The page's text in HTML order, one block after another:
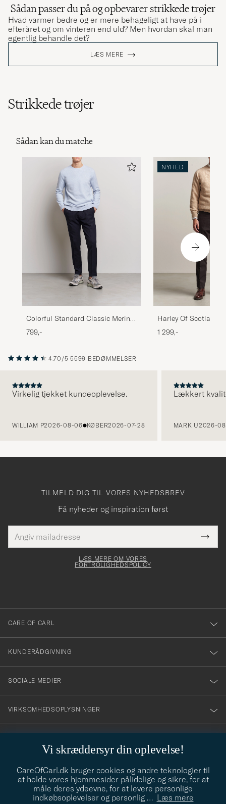
Sådan passer du på og opbevarer strikkede trøjer
Hvad varmer bedre og er mere behageligt at have på i
efteråret og om vinteren end uld? Men hvordan skal man
egentlig behandle det?
LÆS MERE
Strikkede trøjer
Sådan kan du matche
Colorful Standard Classic Merino
Wool Crew Neck Polar Blue
799,-
NYHED
Harley Of Scotland
Supersoft
Calico
1 299,-
4.70/5 5599 BEDØMMELSER
Virkelig tjekket kundeoplevelse.
WILLIAM P2026-08-06 KØBER2026-07-28
Lækkert
MARK U2026-
Vi skræddersyr din oplevelse!
CareOfCarl.dk bruger cookies og andre teknologier til
at holde vores hjemmesider pålidelige og sikre, for at
måle deres ydeevne, for at levere personlige
indkøbsoplevelser og personlig … Læs mere
TILMELD DIG TIL VORES NYHEDSBREV
Få nyheder og inspiration først
mailadresse
skal
Tack
för
dig
till
vårt
nyhetsbrev!
LÆS MERE OM VORES
FORTROLIGHEDSPOLICY
CARE OF CARL
KUNDERÅDGIVNING
SOCIALE MEDIER
VIRKSOMHEDSOPLYSNINGER
info@careofcarl.dk
Behøver du hjælp til at finde din stil? Lad os hjælpe dig, vi hjælper
gerne til!
STILRÅD